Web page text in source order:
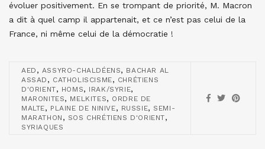
évoluer positivement. En se trompant de priorité, M. Macron
a dit à quel camp il appartenait, et ce n’est pas celui de la
France, ni même celui de la démocratie !
AED , ASSYRO-CHALDÉENS, BACHAR AL
ASSAD , CATHOLISCISME, CHRÉTIENS
D'ORIENT, HOMS, IRAK/SYRIE,
MARONITES, MELKITES, ORDRE DE
MALTE, PLAINE DE NINIVE, RUSSIE, SEMI-
MARATHON , SOS CHRÉTIENS D'ORIENT,
SYRIAQUES